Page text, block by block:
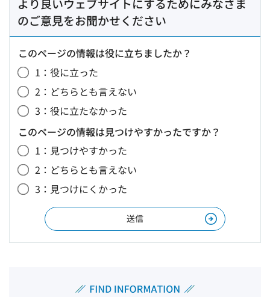
より良いウェブサイトにするためにみなさま
のご意見をお聞かせください
このページの情報は役に立ちましたか？
1：役に立った
2：どちらとも言えない
3：役に立たなかった
このページの情報は見つけやすかったですか？
1：見つけやすかった
2：どちらとも言えない
3：見つけにくかった